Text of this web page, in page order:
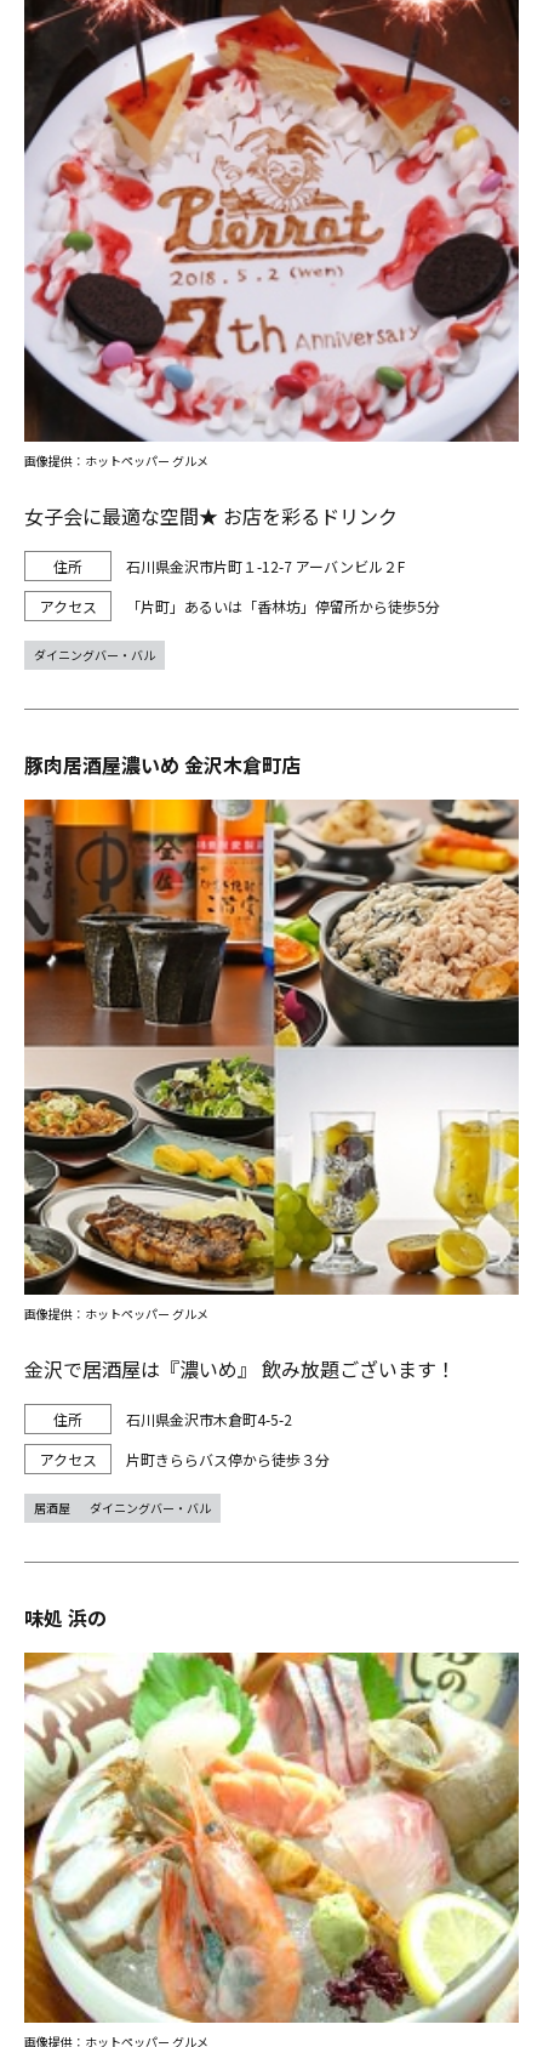
女子会に最適な空間★ お店を彩るドリンク
石川県金沢市片町１-12-7 アーバンビル２F
「片町」あるいは「香林坊」停留所から徒歩5分
画像提供：ホットペッパー グルメ
ダイニングバー・バル
豚肉居酒屋濃いめ 金沢木倉町店
金沢で居酒屋は『濃いめ』 飲み放題ございます！
石川県金沢市木倉町4-5-2
片町きららバス停から徒歩３分
画像提供：ホットペッパー グルメ
居酒屋 ダイニングバー・バル
味処 浜の
画像提供：ホットペッパー グルメ